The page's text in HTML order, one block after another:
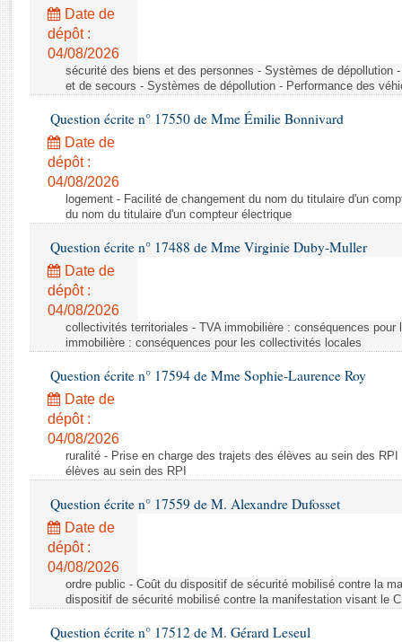
Rapports législatifs
Rapports sur l'application des lois
Baromètre de l’application des lois
Dossiers législatifs
Budget et sécurité sociale
Questions écrites et orales
Comptes rendus des débats
Date de
dépôt :
04/08/2026
sécurité des biens et des personnes - Systèmes de dépollution
et de secours - Systèmes de dépollution - Performance des
Question écrite n° 17550 de Mme Émilie Bonnivard
Date de
dépôt :
04/08/2026
logement - Facilité de changement du nom du titulaire d'un
du nom du titulaire d'un compteur électrique
Question écrite n° 17488 de Mme Virginie Duby-Muller
Date de
dépôt :
04/08/2026
collectivités territoriales - TVA immobilière : conséquences
immobilière : conséquences pour les collectivités locales
Question écrite n° 17594 de Mme Sophie-Laurence Roy
Date de
dépôt :
04/08/2026
ruralité - Prise en charge des trajets des élèves au sein des
élèves au sein des RPI
Question écrite n° 17559 de M. Alexandre Dufosset
Date de
dépôt :
04/08/2026
ordre public - Coût du dispositif de sécurité mobilisé contre la
dispositif de sécurité mobilisé contre la manifestation visant le
Question écrite n° 17512 de M. Gérard Leseul